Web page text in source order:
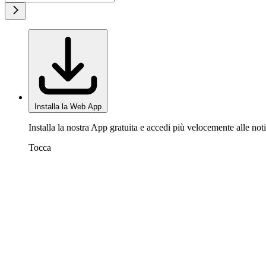
Installa la Web App
Installa la nostra App gratuita e accedi più velocemente alle
Tocca